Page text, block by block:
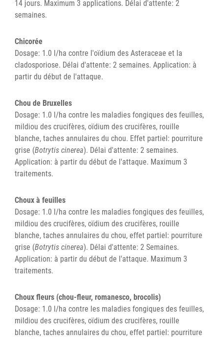
14 jours. Maximum 3 applications. Délai d'attente: 2
semaines.
Chicorée
Dosage: 1.0 l/ha contre l'oïdium des Asteraceae et la
cladosporiose. Délai d'attente: 2 semaines. Application: à
partir du début de l'attaque.
Chou de Bruxelles
Dosage: 1.0 l/ha contre les maladies fongiques des feuilles,
mildiou des crucifères, oïdium des crucifères, rouille
blanche, taches annulaires du chou. Effet partiel: pourriture
grise (Botrytis cinerea). Délai d'attente: 2 semaines.
Application: à partir du début de l'attaque. Maximum 3
traitements.
Choux à feuilles
Dosage: 1.0 l/ha contre les maladies fongiques des feuilles,
mildiou des crucifères, oïdium des crucifères, rouille
blanche, taches annulaires du chou, effet partiel: pourriture
grise (Botrytis cinerea). Délai d'attente: 2 Semaines.
Application: à partir du début de l'attaque. Maximum 3
traitements.
Choux fleurs (chou-fleur, romanesco, brocolis)
Dosage: 1.0 l/ha contre les maladies fongiques des feuilles,
mildiou des crucifères, oïdium des crucifères, rouille
blanche, taches annulaires du chou, effet partiel: pourriture